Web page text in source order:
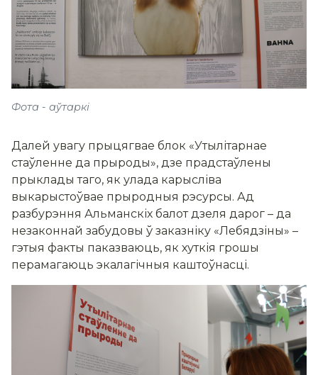
Фота - аўтаркі
Далей увагу прыцягвае блок «Утылітарнае
стаўленне да прыроды», дзе прадстаўлены
прыклады таго, як улада карысліва
выкарыстоўвае прыродныя рэсурсы. Ад
разбурэння Альманскіх балот дзеля дарог – да
незаконнай забудовы ў заказніку «Лебядзіны» –
гэтыя факты паказваюць, як хуткія грошы
перамагаюць экалагічныя каштоўнасці.